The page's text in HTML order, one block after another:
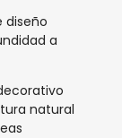
diseño
a
natural